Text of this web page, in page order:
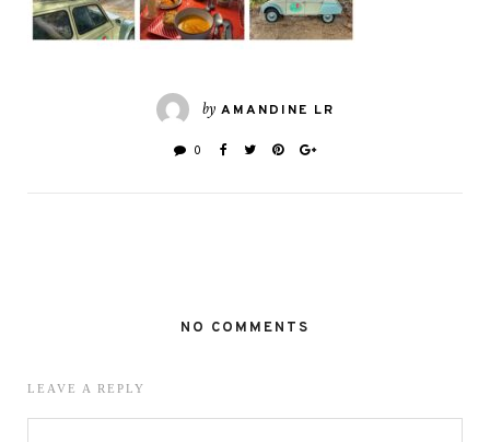
by AMANDINE LR
0
NO COMMENTS
LEAVE A REPLY